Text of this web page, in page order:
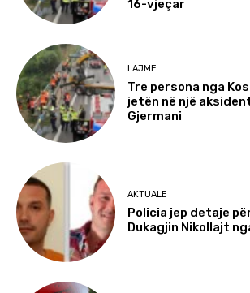
16-vjeçar
LAJME
Tre persona nga
jetën në një
Gjermani
AKTUALE
Policia jep detaje
Dukagjin Nikollajt